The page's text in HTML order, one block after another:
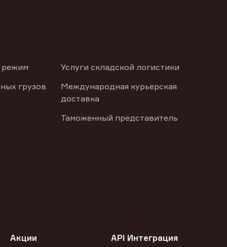
режим
грузов
Услуги складской логистики
Международная курьерская
доставка
Таможенный представитель
Акции API Интеграция